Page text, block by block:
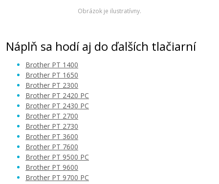
Obrázok je ilustratívny.
Náplň sa hodí aj do ďalších tlačiarní
Brother PT 1400
Brother PT 1650
Brother PT 2300
Brother PT 2420 PC
Brother PT 2430 PC
Brother PT 2700
Brother PT 2730
Brother PT 3600
Brother PT 7600
Brother PT 9500 PC
Brother PT 9600
Brother PT 9700 PC